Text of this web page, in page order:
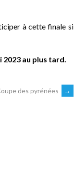
à cette finale si
2023 au plus tard.
des pyrénées →